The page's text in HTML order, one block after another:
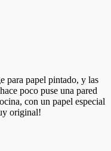
para papel pintado, y las
poco puse una pared
con un papel especial
original!